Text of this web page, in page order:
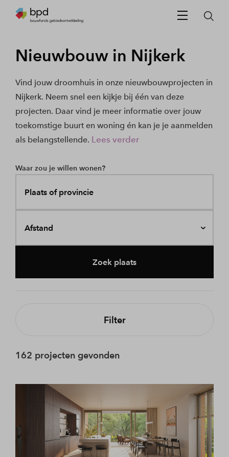
Nieuwbouw in Nijkerk
Vind jouw droomhuis in onze nieuwbouwprojecten in
Nijkerk. Neem snel een kijkje bij één van deze
projecten. Daar vind je meer informatie over jouw
toekomstige buurt en woning én kan je je aanmelden
als belangstellende. Lees verder
Waar zou je willen wonen?
Plaats of provincie
Afstand
Zoek plaats
Filter
162 projecten gevonden